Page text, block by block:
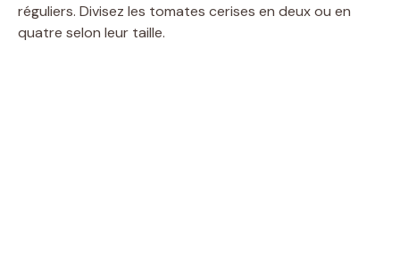
réguliers. Divisez les tomates cerises en deux ou en
quatre selon leur taille.